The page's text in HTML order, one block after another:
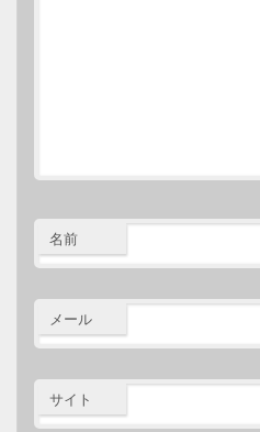
名前
メール
サイト